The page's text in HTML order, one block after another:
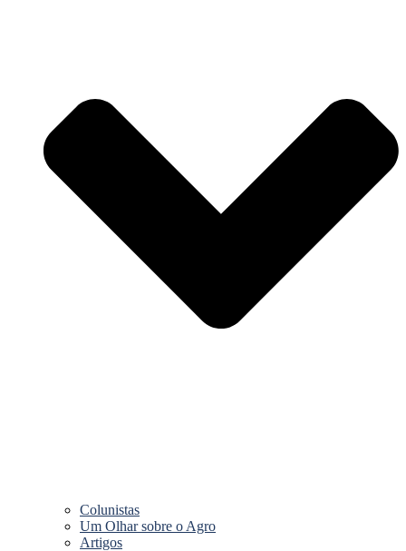
Colunistas
Um Olhar sobre o Agro
Artigos